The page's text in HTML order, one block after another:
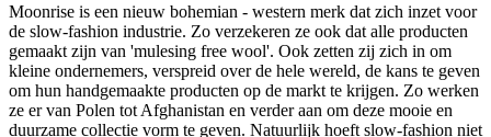
Moonrise is een nieuw bohemian - western merk dat zich inzet voor
de slow-fashion industrie. Zo verzekeren ze ook dat alle producten
gemaakt zijn van 'mulesing free wool'. Ook zetten zij zich in om
kleine ondernemers, verspreid over de hele wereld, de kans te geven
om hun handgemaakte producten op de markt te krijgen. Zo werken
ze er van Polen tot Afghanistan en verder aan om deze mooie en
duurzame collectie vorm te geven. Natuurlijk hoeft slow-fashion niet